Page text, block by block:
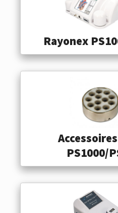
Rayonex
PS1000/